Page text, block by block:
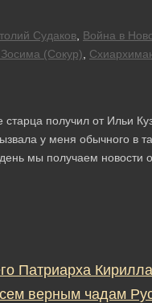
Судаков Война в
(Сокур)
получил от Ильи
у меня обычного в
мы получаем новости
Патриарха
верным чадам